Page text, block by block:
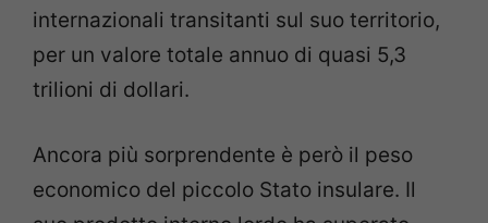
internazionali transitanti sul suo territorio,
per un valore totale annuo di quasi 5,3
trilioni di dollari.
Ancora più sorprendente è però il peso
economico del piccolo Stato insulare. Il